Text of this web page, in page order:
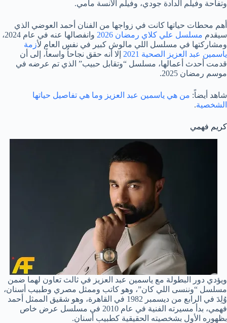
وتفاحة وفيلم الدادة جودي، وفيلم الآنسة مامي.
أهم محطات حياتها كانت في زواجها من الفنان أحمد العوضي الذي
سيقدم مسلسل علي كلاي رمضان 2026
وانفصالها عنه في عام 2024،
ومشاركتها في مسلسل اللي مالوش كبير في نفس العام لأزمة
ياسمين عبد العزيز الصحية 2021
إلا أنه حقق نجاحاُ واسعاً، إلى أن
قدمت أحدث أعمالها، مسلسل “وتقابل حبيب” الذي تم عرضه في
موسم رمضان 2025.
شاهد أيضاً: من هي ياسمين عبد العزيز وما هي تفاصيل حياتها
الشخصية.
كريم فهمي
ويؤدي دور البطولة مع ياسمين عبد العزيز في ثالث تعاون لهما ضمن
مسلسل “وننسى اللي كان”، وهو كاتب وممثل مصري وطبيب أسنان،
وُلِدَ في الرابع من ديسمبر 1982 في القاهرة، وهو شقيق الممثل أحمد
فهمي، بدأ مسيرته الفنية في عام 2010 في مسلسل عرض خاص
بظهوره الأول بشخصيته الحقيقية كطبيب أسنان.